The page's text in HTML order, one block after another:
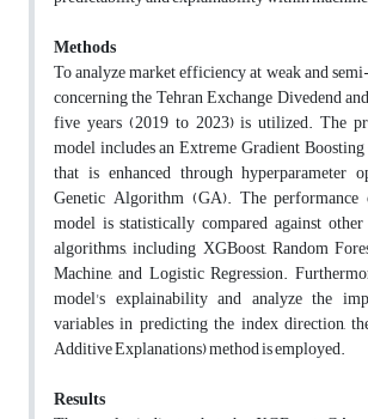
Methods
To analyze market efficiency at weak and
concerning the Tehran Exchange Divedend
five years (2019 to 2023) is utilized. The
model includes an Extreme Gradient
that is enhanced through hyperparameter
Genetic Algorithm (GA). The
model is statistically compared against
algorithms, including XGBoost, Random
Machine, and Logistic Regression.
model's explainability and analyze the
variables in predicting the index direction,
Additive Explanations) method is employed.
Results